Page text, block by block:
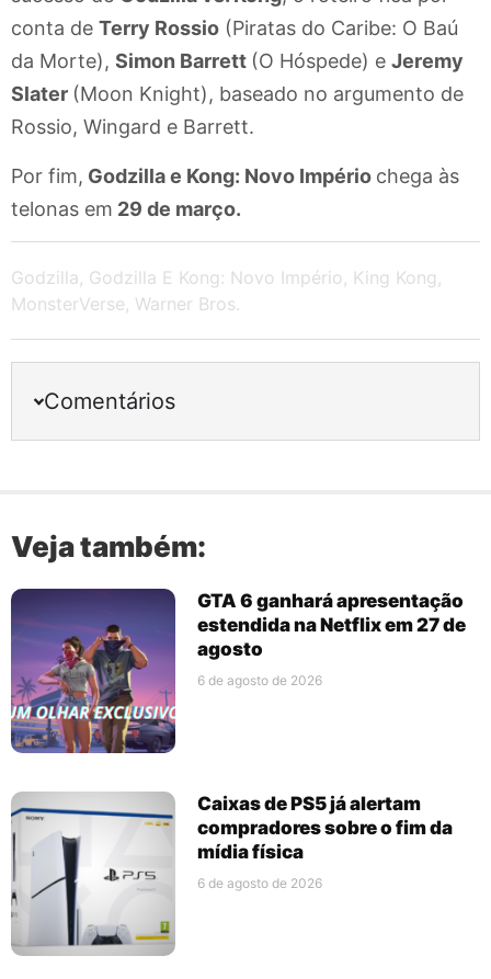
conta de Terry Rossio (Piratas do Caribe: O Baú
da Morte), Simon Barrett (O Hóspede) e Jeremy
Slater (Moon Knight), baseado no argumento de
Rossio, Wingard e Barrett.
Por fim, Godzilla e Kong: Novo Império chega às
telonas em 29 de março.
Godzilla, Godzilla E Kong: Novo Império , King Kong ,
MonsterVerse, Warner Bros.
Comentários
Veja também:
GTA 6 ganhará apresentação
estendida na Netflix em 27 de
agosto
6 de agosto de 2026
Caixas de PS5 já alertam
compradores sobre o fim da
mídia física
6 de agosto de 2026